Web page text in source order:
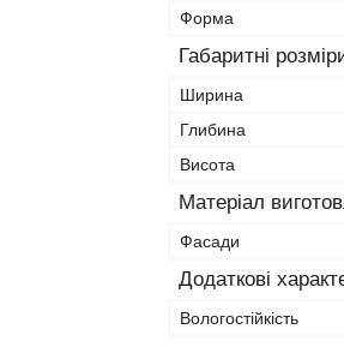
Форма
Габаритні
Ширина
Глибина
Висота
Матеріал
Фасади
Додаткові
Вологостійкість